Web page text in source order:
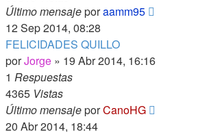
Último mensajeporaamm95
12 Sep 2014, 08:28
FELICIDADES QUILLO
porJorge » 19 Abr 2014, 16:16
1 Respuestas
4365 Vistas
Último mensajeporCanoHG
20 Abr 2014, 18:44